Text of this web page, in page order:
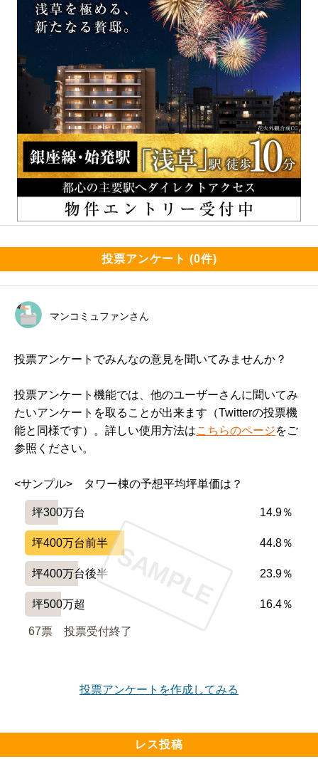
投票アンケート (0件)
マンコミュファンさん
投票アンケートでみんなの意見を聞いてみませんか？
投票アンケート機能では、他のユーザーさんに聞いてみ
たいアンケートを取ることが出来ます（Twitterの投票機
能と同様です）。詳しい使用方法はこちらのページをご
参照ください。
<サンプル>　タワー棟の予想平均坪単価は？
坪300万台 14.9％
坪400万台前半 44.8％
坪400万台後半 23.9％
坪500万超 16.4％
67票 投票受付終了
SAMPLE
投票アンケートを作成してみる
レス投稿